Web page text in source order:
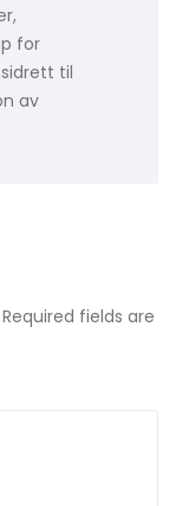
for
til
av
Required fields are